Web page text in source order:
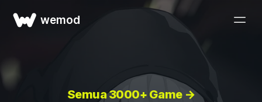
wemod
Semua 3000+ Game →